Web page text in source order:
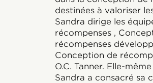
destinées à valoriser
Sandra dirige les
récompenses ,
récompenses
Conception de
O.C. Tanner. Elle-
Sandra a consacré sa